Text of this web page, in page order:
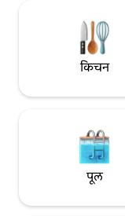
किचन
पूल